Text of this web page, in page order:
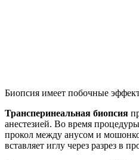
Биопсия имеет побочные
Трансперинеальная биопсия
анестезией. Во время
прокол между анусом и
вставляет иглу через разрез в